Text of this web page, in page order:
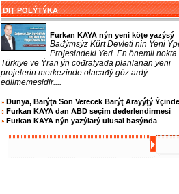
DIŢ POLÝTÝKA ¬
Furkan KAYA nýn yeni köţe yazýsý
Bađýmsýz Kürt Devleti nin Yeni
Projesindeki Yeri. En önemli nokta
Türkiye ve Ýran ýn cođrafyada planlanan yeni
projelerin merkezinde olacađý göz ardý
edilmemesidir....
Dünya, Barýţa Son Verecek Barýţ Arayýţý Ýçinde
Furkan KAYA dan ABD seçim deđerlendirmesi
Furkan KAYA nýn yazýlarý ulusal basýnda